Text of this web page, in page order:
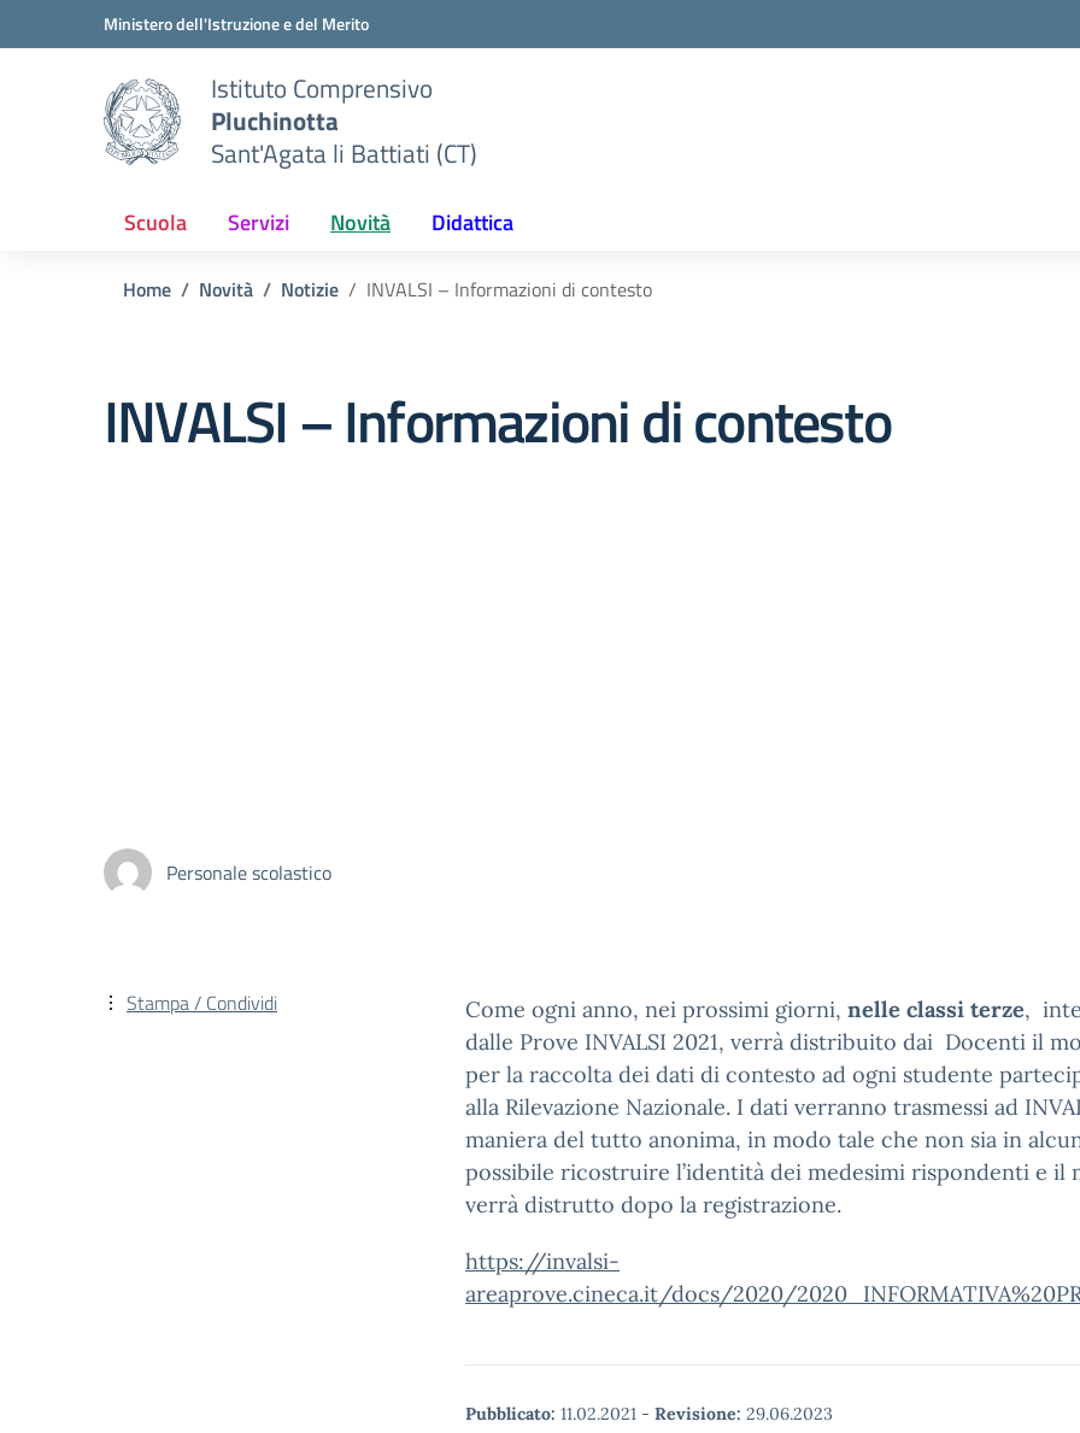
Vai ai contenuti
Vai al menu di navigazioneMinistero dell'Istruzione e del Merito
Istituto Comprensivo
Pluchinotta
Sant'Agata li Battiati (CT)
Scuola Servizi Novità Didattica
Home Novità Notizie INVALSI – Informazioni di contesto
INVALSI – Informazioni di contesto
Personale scolastico
Come ogni anno, nei prossimi giorni, nelle classi terze,
dalle Prove INVALSI 2021, verrà distribuito dai Docenti il
per la raccolta dei dati di contesto ad ogni studente
alla Rilevazione Nazionale. I dati verranno trasmessi ad
maniera del tutto anonima, in modo tale che non sia in
possibile ricostruire l’identità dei medesimi rispondenti e il
verrà distrutto dopo la registrazione.
https://invalsi-
areaprove.cineca.it/docs/2020/
Pubblicato: 11.02.2021 - Revisione: 29.06.2023
Stampa / Condividi